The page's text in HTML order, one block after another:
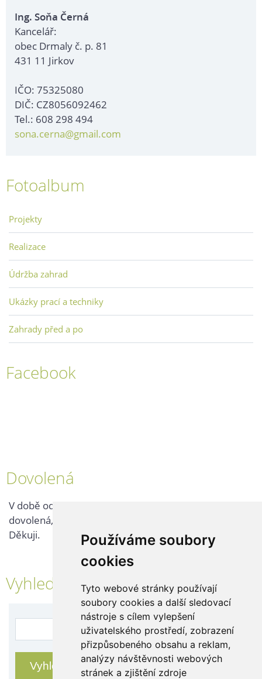
Používáme soubory
cookies
Tyto webové stránky používají
soubory cookies a další sledovací
nástroje s cílem vylepšení
uživatelského prostředí, zobrazení
přizpůsobeného obsahu a reklam,
analýzy návštěvnosti webových
stránek a zjištění zdroje
Ing. Soňa Černá
Kancelář:
obec Drmaly č. p. 81
431 11 Jirkov
IČO: 75325080
DIČ: CZ8056092462
Tel.: 608 298 494
sona.cerna@gmail.com
Fotoalbum
Projekty
Realizace
Údržba zahrad
Ukázky prací a techniky
Zahrady před a po
Facebook
Dovolená
V době od 25. 7. - 2. 8. 2026 probíhá v naší firmě
dovolená, kontaktujte nás až po jejím ukončení.
Děkuji.
Vyhledávání